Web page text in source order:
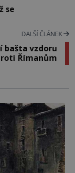
se
DALŠÍ ČLÁNEK
bašta vzdoru
Římanům